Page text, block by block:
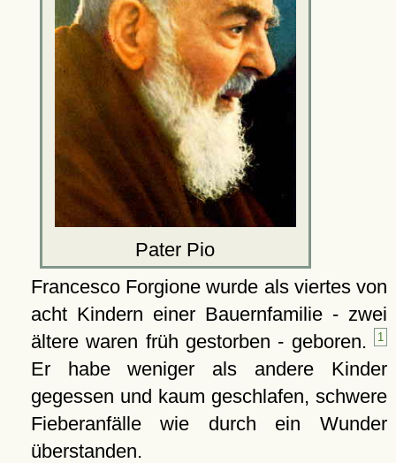
Pater Pio
Francesco Forgione wurde als viertes von
acht Kindern einer Bauernfamilie - zwei
ältere waren früh gestorben - geboren.
1
Er habe weniger als andere Kinder
gegessen und kaum geschlafen, schwere
Fieberanfälle wie durch ein Wunder
überstanden.